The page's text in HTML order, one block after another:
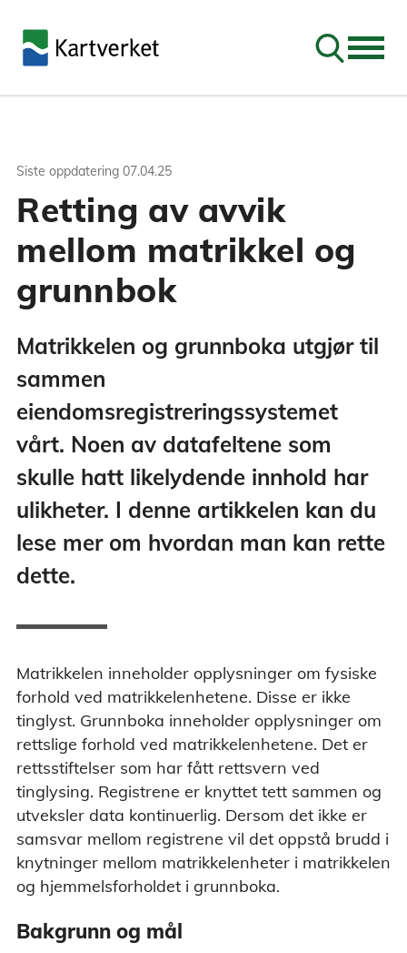
Søk
Siste oppdatering 07.04.25
Retting av avvik
mellom matrikkel og
grunnbok
Matrikkelen og grunnboka utgjør til
sammen
eiendomsregistreringssystemet
vårt. Noen av datafeltene som
skulle hatt likelydende innhold har
ulikheter. I denne artikkelen kan du
lese mer om hvordan man kan rette
dette.
Matrikkelen inneholder opplysninger om fysiske
forhold ved matrikkelenhetene. Disse er ikke
tinglyst. Grunnboka inneholder opplysninger om
rettslige forhold ved matrikkelenhetene. Det er
rettsstiftelser som har fått rettsvern ved
tinglysing. Registrene er knyttet tett sammen og
utveksler data kontinuerlig. Dersom det ikke er
samsvar mellom registrene vil det oppstå brudd i
knytninger mellom matrikkelenheter i matrikkelen
og hjemmelsforholdet i grunnboka.
Bakgrunn og mål